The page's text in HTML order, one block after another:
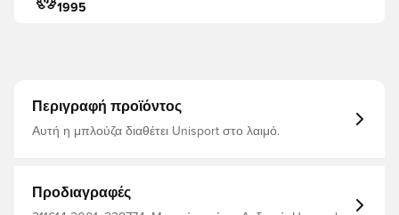
1995
Περιγραφή προϊόντος
Αυτή η μπλούζα διαθέτει Unisport στο λαιμό.
Προδιαγραφές